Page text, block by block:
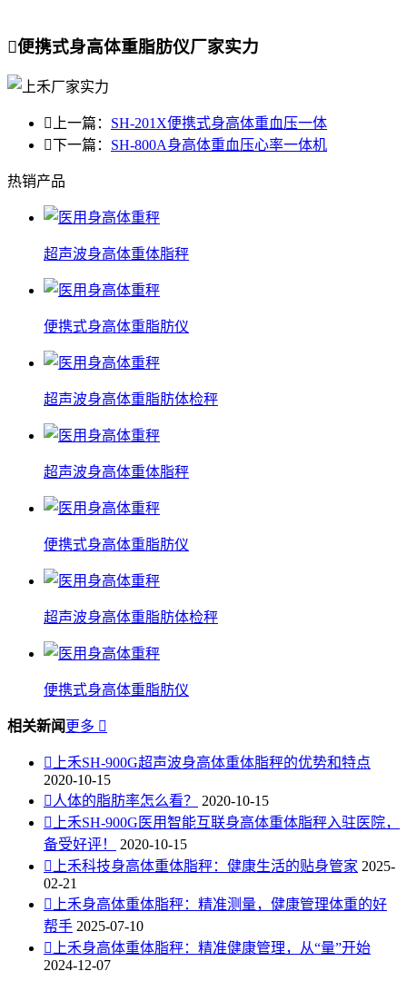
便携式身高体重脂肪仪厂家实力
 上一篇： SH-201X便携式身高体重血压一体
下一篇： SH-800A身高体重血压心率一体机
热销产品
超声波身高体重体脂秤
便携式身高体重脂肪仪
超声波身高体重脂肪体检秤
超声波身高体重体脂秤
便携式身高体重脂肪仪
超声波身高体重脂肪体检秤
便携式身高体重脂肪仪
相关新闻 更多 
 上禾SH-900G超声波身高体重体脂秤的优势和特点
2020-10-15
 人体的脂肪率怎么看？
2020-10-15
 上禾SH-900G医用智能互联身高体重体脂秤入驻医院，
备受好评！
2020-10-15
 上禾科技身高体重体脂秤：健康生活的贴身管家 2025-
02-21
 上禾身高体重体脂秤：精准测量，健康管理体重的好
帮手 2025-07-10
 上禾身高体重体脂秤：精准健康管理，从“量”开始
2024-12-07